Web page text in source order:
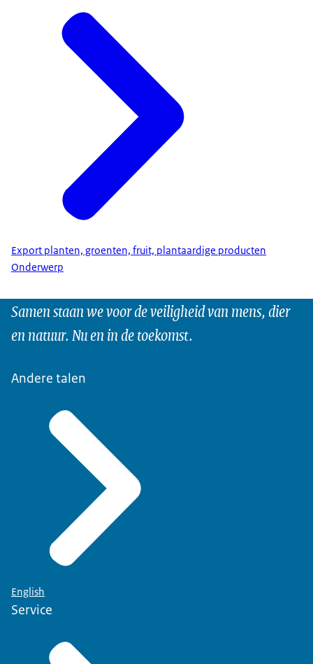
Export planten, groenten, fruit, plantaardige producten
Onderwerp
Samen staan we voor de veiligheid van mens, dier
en natuur. Nu en in de toekomst.
Andere talen
English
Service